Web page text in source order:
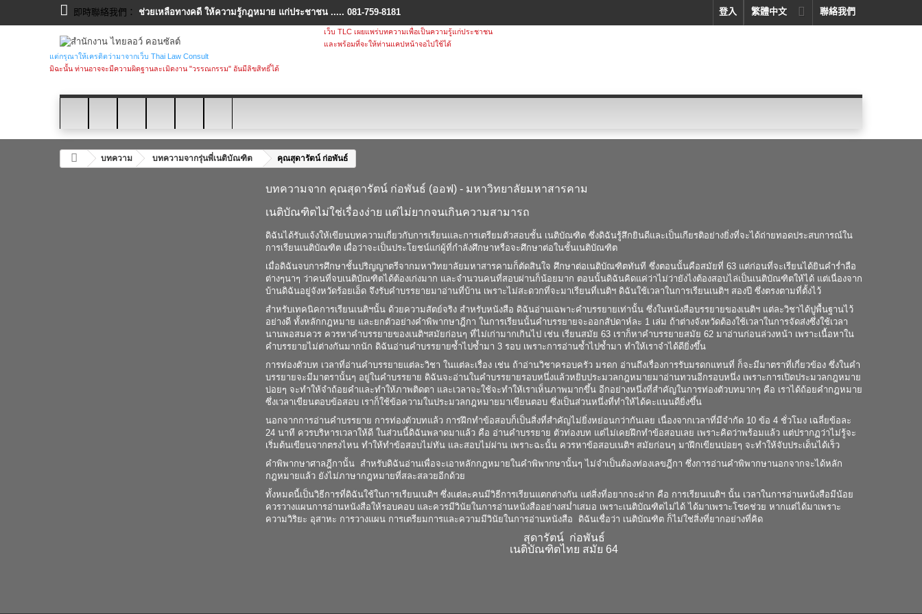
聯絡我們
即時聯絡我們： ช่วยเหลือทางคดี ให้ความรู้กฎหมาย แก่ประชาชน ..... 081-759-8181 繁體中文
登入
เว็บ TLC เผยแพร่บทความเพื่อเป็นความรู้แก่ประชาชน
และพร้อมที่จะให้ท่านแคปหน้าจอไปใช้ได้
แต่กรุณาให้เครดิตว่ามาจากเว็บ Thai Law Consult
มิฉะนั้น ท่านอาจจะมีความผิดฐานละเมิดงาน "วรรณกรรม" อันมีลิขสิทธิ์ได้
บทความ บทความจากรุ่นพี่เนติบัณฑิต คุณสุดารัตน์ ก่อพันธ์
บทความจาก คุณสุดารัตน์ ก่อพันธ์ (ออฟ) - มหาวิทยาลัยมหาสารคาม
เนติบัณฑิตไม่ใช่เรื่องง่าย แต่ไม่ยากจนเกินความสามารถ
ดิฉันได้รับแจ้งให้เขียนบทความเกี่ยวกับการเรียนและการเตรียมตัวสอบชั้น เนติบัณฑิต ซึ่งดิฉันรู้สึกยินดีและเป็นเกียรติอย่างยิ่งที่จะได้ถ่ายทอดประสบการณ์ใน
การเรียนเนติบัณฑิต เผื่อว่าจะเป็นประโยชน์แก่ผู้ที่กำลังศึกษาหรือจะศึกษาต่อในชั้นเนติบัณฑิต
เมื่อดิฉันจบการศึกษาชั้นปริญญาตรีจากมหาวิทยาลัยมหาสารคามก็ตัดสินใจ ศึกษาต่อเนติบัณฑิตทันที ซึ่งตอนนั้นคือสมัยที่ 63 แต่ก่อนที่จะเรียนได้ยินคำร่ำลือ
ต่างๆนาๆ ว่าคนที่จบเนติบัณฑิตได้ต้องเก่งมาก และจำนวนคนที่สอบผ่านก็น้อยมาก ตอนนั้นดิฉันคิดแค่ว่าไม่ว่ายังไงต้องสอบไล่เป็นเนติบัณฑิตให้ได้ แต่เนื่องจาก
บ้านดิฉันอยู่จังหวัดร้อยเอ็ด จึงรับคำบรรยายมาอ่านที่บ้าน เพราะไม่สะดวกที่จะมาเรียนที่เนติฯ ดิฉันใช้เวลาในการเรียนเนติฯ สองปี ซึ่งตรงตามที่ตั้งไว้
สำหรับเทคนิคการเรียนเนติฯนั้น ด้วยความสัตย์จริง สำหรับหนังสือ ดิฉันอ่านเฉพาะคำบรรยายเท่านั้น ซึ่งในหนังสือบรรยายของเนติฯ แต่ละวิชาได้ปูพื้นฐานไว้
อย่างดี ทั้งหลักกฎหมาย และยกตัวอย่างคำพิพากษาฎีกา ในการเรียนนั้นคำบรรยายจะออกสัปดาห์ละ 1 เล่ม ถ้าต่างจังหวัดต้องใช้เวลาในการจัดส่งซึ่งใช้เวลา
นานพอสมควร ควรหาคำบรรยายของเนติฯสมัยก่อนๆ ที่ไม่เก่ามากเกินไป เช่น เรียนสมัย 63 เราก็หาคำบรรยายสมัย 62 มาอ่านก่อนล่วงหน้า เพราะเนื้อหาใน
คำบรรยายไม่ต่างกันมากนัก ดิฉันอ่านคำบรรยายซ้ำไปซ้ำมา 3 รอบ เพราะการอ่านซ้ำไปซ้ำมา ทำให้เราจำได้ดียิ่งขึ้น
การท่องตัวบท เวลาที่อ่านคำบรรยายแต่ละวิชา ในแต่ละเรื่อง เช่น ถ้าอ่านวิชาครอบครัว มรดก อ่านถึงเรื่องการรับมรดกแทนที่ ก็จะมีมาตราที่เกี่ยวข้อง ซึ่งในคำ
บรรยายจะมีมาตรานั้นๆ อยู่ในคำบรรยาย ดิฉันจะอ่านในคำบรรยายรอบหนึ่งแล้วหยิบประมวลกฎหมายมาอ่านทวนอีกรอบหนึ่ง เพราะการเปิดประมวลกฎหมาย
บ่อยๆ จะทำให้จำถ้อยคำและทำให้ภาพติดตา และเวลาจะใช้จะทำให้เราเห็นภาพมากขึ้น อีกอย่างหนึ่งที่สำคัญในการท่องตัวบทมากๆ คือ เราได้ถ้อยคำกฎหมาย
ซึ่งเวลาเขียนตอบข้อสอบ เราก็ใช้ข้อความในประมวลกฎหมายมาเขียนตอบ ซึ่งเป็นส่วนหนึ่งที่ทำให้ได้คะแนนดียิ่งขึ้น
นอกจากการอ่านคำบรรยาย การท่องตัวบทแล้ว การฝึกทำข้อสอบก็เป็นสิ่งที่สำคัญไม่ยิ่งหย่อนกว่ากันเลย เนื่องจากเวลาที่มีจำกัด 10 ข้อ 4 ชั่วโมง เฉลี่ยข้อละ
24 นาที ควรบริหารเวลาให้ดี ในส่วนนี้ดิฉันพลาดมาแล้ว คือ อ่านคำบรรยาย ตัวท่องบท แต่ไม่เคยฝึกทำข้อสอบเลย เพราะคิดว่าพร้อมแล้ว แต่ปรากฏว่าไม่รู้จะ
เริ่มต้นเขียนจากตรงไหน ทำให้ทำข้อสอบไม่ทัน และสอบไม่ผ่าน เพราะฉะนั้น ควรหาข้อสอบเนติฯ สมัยก่อนๆ มาฝึกเขียนบ่อยๆ จะทำให้จับประเด็นได้เร็ว
คำพิพากษาศาลฎีกานั้น สำหรับดิฉันอ่านเพื่อจะเอาหลักกฎหมายในคำพิพากษานั้นๆ ไม่จำเป็นต้องท่องเลขฎีกา ซึ่งการอ่านคำพิพากษานอกจากจะได้หลัก
กฎหมายแล้ว ยังไม่ภาษากฎหมายที่สละสลวยอีกด้วย
ทั้งหมดนี้เป็นวิธีการที่ดิฉันใช้ในการเรียนเนติฯ ซึ่งแต่ละคนมีวิธีการเรียนแตกต่างกัน แต่สิ่งที่อยากจะฝาก คือ การเรียนเนติฯ นั้น เวลาในการอ่านหนังสือมีน้อย
ควรวางแผนการอ่านหนังสือให้รอบคอบ และควรมีวินัยในการอ่านหนังสืออย่างสม่ำเสมอ เพราะเนติบัณฑิตไม่ได้ ได้มาเพราะโชคช่วย หากแต่ได้มาเพราะ
ความวิริยะ อุสาหะ การวางแผน การเตรียมการและความมีวินัยในการอ่านหนังสือ ดิฉันเชื่อว่า เนติบัณฑิต ก็ไม่ใช่สิ่งที่ยากอย่างที่คิด
สุดารัตน์ ก่อพันธ์
เนติบัณฑิตไทย สมัย 64